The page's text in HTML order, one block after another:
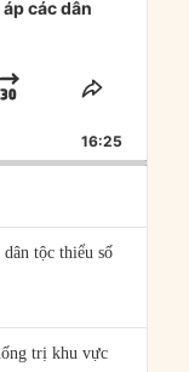
các dân
JUMP
FORWARD
SHARE
16:25
tộc thiểu số
trị khu vực